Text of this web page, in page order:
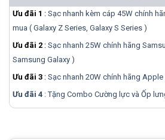
Ưu đãi 1 : Sạc nhanh kèm cáp 45W chính
mua ( Galaxy Z Series, Galaxy S Series )
Ưu đãi 2 : Sạc nhanh 25W chính hãng
Samsung Galaxy )
Ưu đãi 3 : Sạc nhanh 20W chính hãng Apple
Ưu đãi 4 : Tặng Combo Cường lực và Ốp